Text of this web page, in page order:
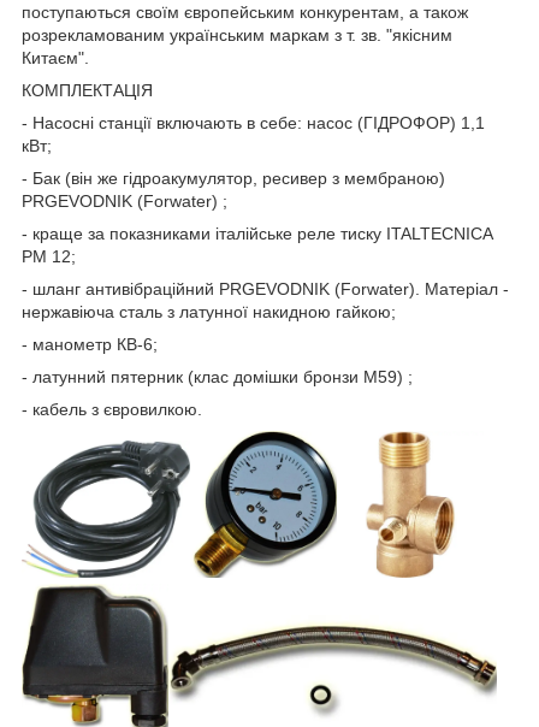
поступаються своїм європейським конкурентам, а також
розрекламованим українським маркам з т. зв. "якісним
Китаєм".
КОМПЛЕКТАЦІЯ
- Насосні станції включають в себе: насос (ГІДРОФОР) 1,1
кВт;
- Бак (він же гідроакумулятор, ресивер з мембраною)
PRGEVODNIK (Forwater) ;
- краще за показниками італійське реле тиску ITALTECNICA
PM 12;
- шланг антивібраційний PRGEVODNIK (Forwater). Матеріал -
нержавіюча сталь з латунної накидною гайкою;
- манометр КВ-6;
- латунний пятерник (клас домішки бронзи М59) ;
- кабель з євровилкою.